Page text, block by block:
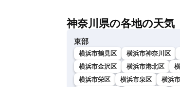
神奈川県の各地の天気
東部
横浜市鶴見区 横浜市神奈川区
横浜市金沢区
横浜市港北区
横浜市栄区
横浜市泉区 横浜